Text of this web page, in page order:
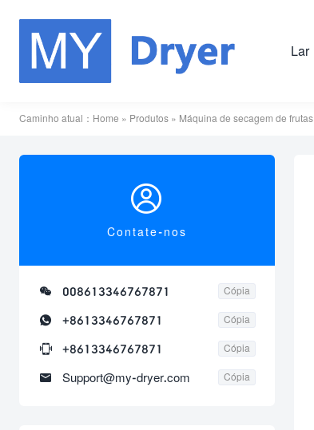
Lar
Caminho atual： Home » Produtos » Máquina de secagem de frutas

Contate-nos
 008613346767871 Cópia
 +8613346767871 Cópia
 +8613346767871 Cópia
 Support@my-dryer.com Cópia